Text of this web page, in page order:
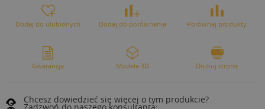
Dodaj do ulubionych Dodaj do porównania Porównaj produkty
Gwarancja Modele 3D Drukuj stronę
Chcesz dowiedzieć się więcej o tym produkcie?
Zadzwoń do naszego konsultanta: